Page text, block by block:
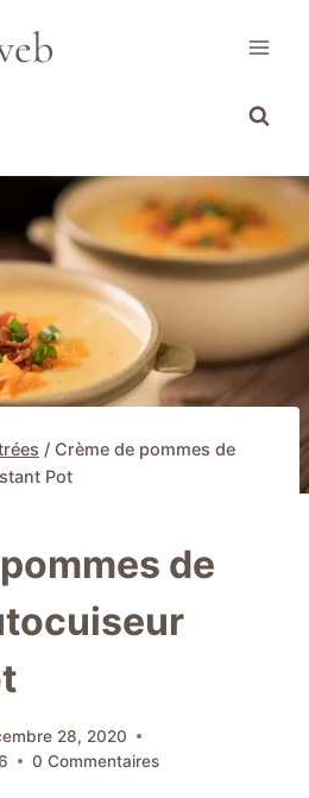
/ Crème de pommes de
Pot
de
28, 2020
0 Commentaires